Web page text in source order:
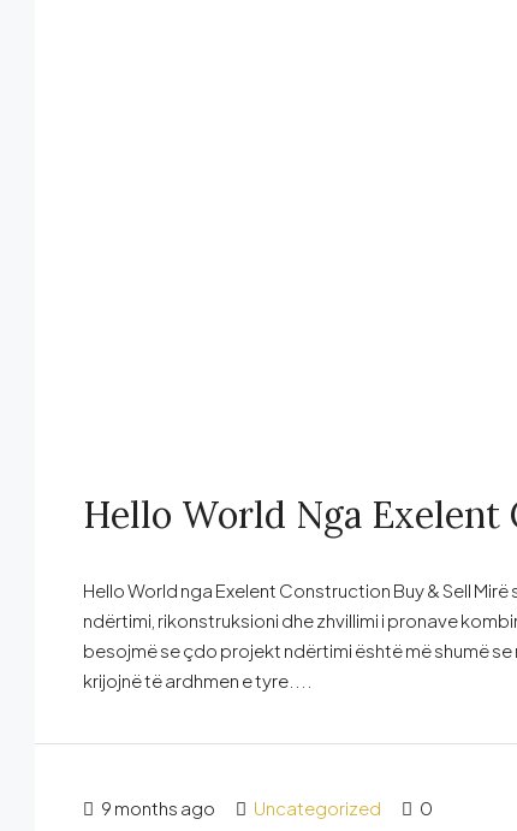
Hello World Nga
Hello World nga Exelent Construction Buy & Sell
ndërtimi, rikonstruksioni dhe zhvillimi i pronave
besojmë se çdo projekt ndërtimi është më shumë
krijojnë të ardhmen e tyre....
9 months ago Uncategorized 0